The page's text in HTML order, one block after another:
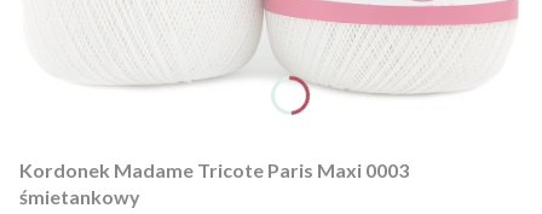
Kordonek Madame Tricote Paris Maxi 0003
śmietankowy